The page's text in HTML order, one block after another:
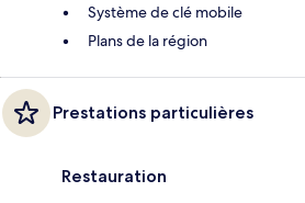
Système de clé mobile
Plans de la région
Prestations particulières
Restauration